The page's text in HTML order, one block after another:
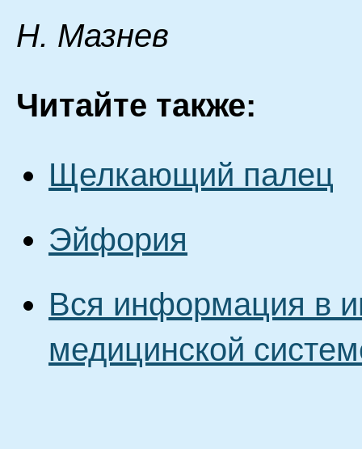
Н. Мазнев
Читайте также:
Щелкающий палец
Эйфория
Вся информация в
медицинской